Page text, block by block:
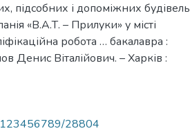
підсобних і допоміжних будівель
«В.А.Т. – Прилуки» у місті
робота … бакалавра :
Денис Віталійович. – Харків :
123456789/28804